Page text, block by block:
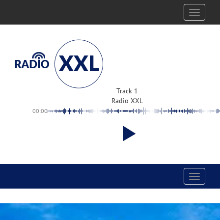
Toggle
Track 1
Radio XXL
00:00
Toggle